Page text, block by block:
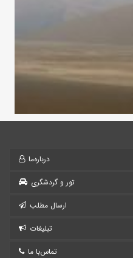
درباره‌ما
تور و گردشگری
ارسال مطلب
تبلیغات
تماس‌با ما